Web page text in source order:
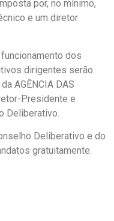
por, no mínimo,
e um diretor
dos
dirigentes serão
AGÊNCIA DAS
Presidente e
Deliberativo.
Deliberativo e do
gratuitamente.